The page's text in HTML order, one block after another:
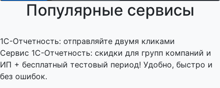
Популярные сервисы
1C-Отчетность: отправляйте двумя кликами
Сервис 1С-Отчетность: скидки для групп компаний и
ИП + бесплатный тестовый период! Удобно, быстро и
без ошибок.